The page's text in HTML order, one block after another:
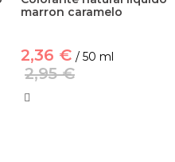
marron caramelo
2,36 € / 50 ml
2,95 €